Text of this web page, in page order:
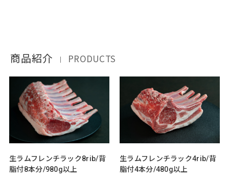
商品紹介 ｜ PRODUCTS
生ラムフレンチラック8rib/背
脂付8本分/980g以上
生ラムフレンチラック4rib/背
脂付4本分/480g以上